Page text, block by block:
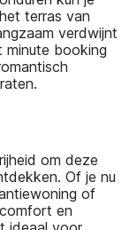
terras van
verdwijnt
minute booking
om deze
Of je nu
of
en